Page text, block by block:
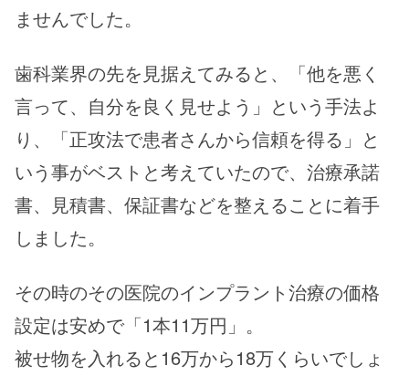
ませんでした。
歯科業界の先を見据えてみると、「他を悪く
言って、自分を良く見せよう」という手法よ
り、「正攻法で患者さんから信頼を得る」と
いう事がベストと考えていたので、治療承諾
書、見積書、保証書などを整えることに着手
しました。
その時のその医院のインプラント治療の価格
設定は安めで「1本11万円」。
被せ物を入れると16万から18万くらいでしょ